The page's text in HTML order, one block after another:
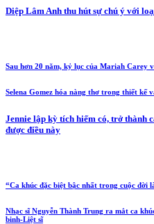
Diệp Lâm Anh thu hút sự chú ý với
Sau hơn 20 năm, kỷ lục của Mariah Carey
Selena Gomez hóa nàng thơ trong thiết kế
Jennie lập kỳ tích hiếm có, trở thành
được điều này
“Ca khúc đặc biệt bậc nhất trong cuộc đời
Nhạc sĩ Nguyễn Thành Trung ra mắt ca
binh-Liệt sĩ